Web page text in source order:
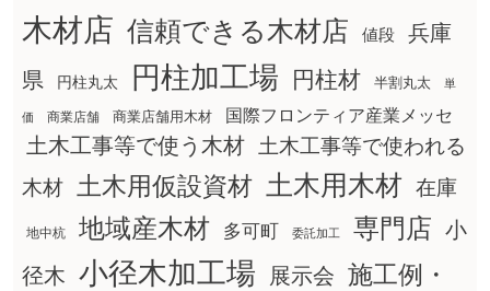
木材店 信頼できる木材店 値段
兵庫
県
円柱丸太 円柱加工場 円柱材 半割丸太 単
価 商業店舗 商業店舗用木材 国際フロンティア産業メッセ
土木工事等で使う木材
土木工事等で使われる
木材
土木用仮設資材 土木用木材 在庫
地中杭 地域産木材 多可町 委託加工 専門店 小
径木 小径木加工場 展示会 施工例・